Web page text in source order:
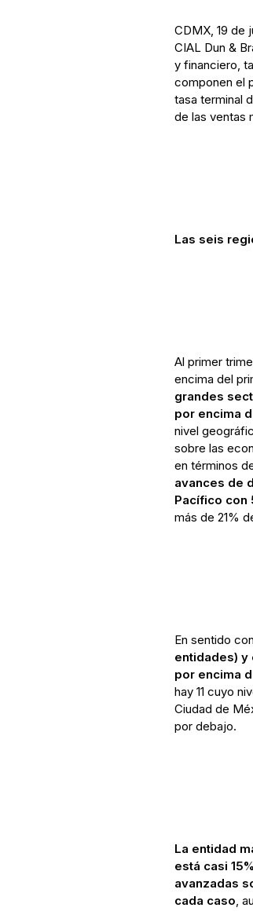
CDMX, 19 de
CIAL Dun &
y financiero,
componen el
tasa terminal
de las ventas
Las seis
Al primer
encima del
grandes
por encima
nivel
sobre las
en términos
avances de
Pacífico con
más de 21%
En sentido
entidades) y
por encima
hay 11 cuyo
Ciudad de
por debajo.
La entidad
está casi
avanzadas
cada caso,